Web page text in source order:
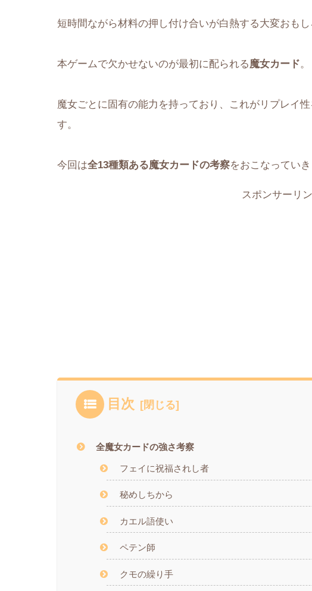
短時間ながら材料の押し付け合いが白熱する大変おもし
本ゲームで欠かせないのが最初に配られる魔女カード。
魔女ごとに固有の能力を持っており、これがリプレイ
す。
今回は全13種類ある魔女カードの考察をおこなっていき
スポンサーリ
目次
全魔女カードの強さ考察
フェイに祝福されし者
秘めしちから
カエル語使い
ペテン師
クモの繰り手